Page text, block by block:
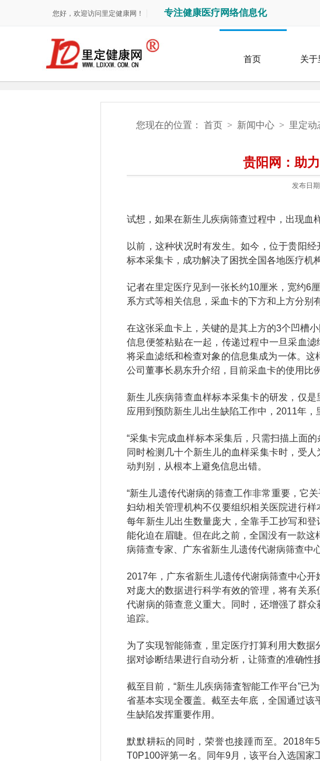
您好，欢迎访问里定健康网！ 专注健康医疗网络信息化
首页 关于
您现在的位置： 首页 > 新闻中心 > 里定动
贵阳网：助
发布日期
试想，如果在新生儿疾病筛查过程中，出现血
以前，这种状况时有发生。如今，位于贵阳
标本采集卡，成功解决了困扰全国各地医疗机
记者在里定医疗见到一张长约10厘米，宽约6
系方式等相关信息，采血卡的下方和上方分别
在这张采血卡上，关键的是其上方的3个凹槽
信息便签粘贴在一起，传递过程中一旦采血
将采血滤纸和检查对象的信息集成为一体。
公司董事长易东升介绍，目前采血卡的使用比
新生儿疾病筛查血样标本采集卡的研发，仅
应用到预防新生儿出生缺陷工作中，2011年，
“采集卡完成血样标本采集后，只需扫描上面
同时检测几十个新生儿的血样采集卡时，受
动判别，从根本上避免信息出错。
“新生儿遗传代谢病的筛查工作非常重要，它
妇幼相关管理机构不仅要组织相关医院进行
每年新生儿出生数量庞大，全靠手工抄写和
能化迫在眉睫。但在此之前，全国没有一款
病筛查专家、广东省新生儿遗传代谢病筛查中
2017年，广东省新生儿遗传代谢病筛查中心
对庞大的数据进行科学有效的管理，将有关
代谢病的筛查意义重大。同时，还增强了群
追踪。
为了实现智能筛查，里定医疗打算利用大数
据对诊断结果进行自动分析，让筛查的准确性
截至目前，“新生儿疾病筛査智能工作平台”已
省基本实现全覆盖。截至去年底，全国通过
生缺陷发挥重要作用。
默默耕耘的同时，荣誉也接踵而至。2018年
T0P100评第一名。同年9月，该平台入选国家